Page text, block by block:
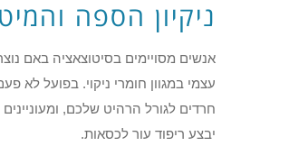
ניקיון הספה
אנשים מסויימים בסיטוצאציה באם
עצמי במגוון חומרי ניקוי. בפועל
חרדים לגורל הרהיט שלכם,
יבצע ריפוד עור לכסאות.